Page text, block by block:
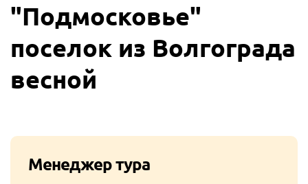
"Подмосковье"
поселок из Волгограда
весной
Менеджер тура